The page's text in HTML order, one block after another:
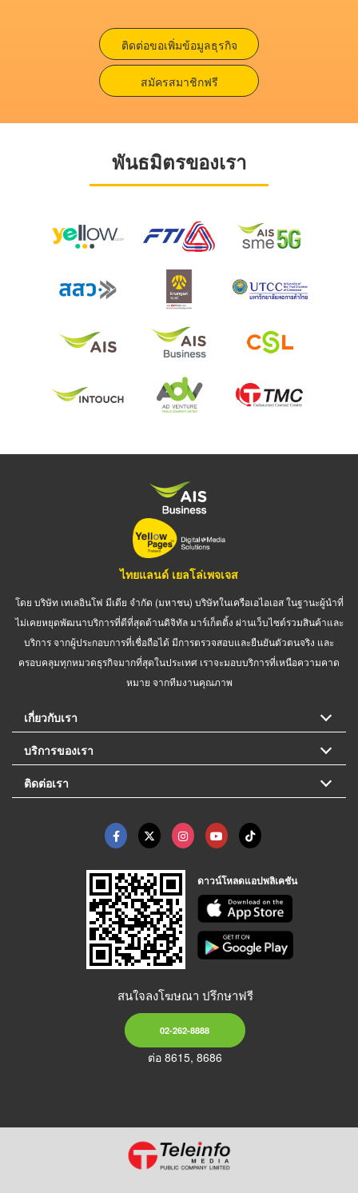
ติดต่อขอเพิ่มข้อมูลธุรกิจ
สมัครสมาชิกฟรี
พันธมิตรของเรา
ไทยแลนด์ เยลโล่เพจเจส
โดย บริษัท เทเลอินโฟ มีเดีย จำกัด (มหาชน) บริษัทในเครือเอไอเอส ในฐานะผู้นำที่
ไม่เคยหยุดพัฒนาบริการที่ดีที่สุดด้านดิจิทัล มาร์เก็ตติ้ง ผ่านเว็บไซต์รวมสินค้าและ
บริการ จากผู้ประกอบการที่เชื่อถือได้ มีการตรวจสอบและยืนยันตัวตนจริง และ
ครอบคลุมทุกหมวดธุรกิจมากที่สุดในประเทศ เราจะมอบบริการที่เหนือความคาด
หมาย จากทีมงานคุณภาพ
เกี่ยวกับเรา
บริการของเรา
ติดต่อเรา
ดาวน์โหลดแอปพลิเคชัน
สนใจลงโฆษณา ปรึกษาฟรี
02-262-8888
ต่อ 8615, 8686